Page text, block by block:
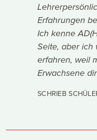
Erfahrungen
Ich kenne
Seite, aber ich
erfahren, weil
Erwachsene
SCHRIEB